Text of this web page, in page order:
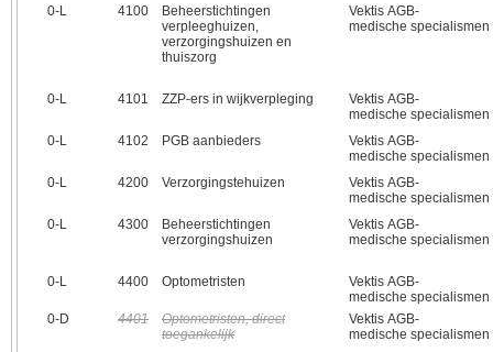
0‑L
4100
Beheerstichtingen
verpleeghuizen,
verzorgingshuizen en
thuiszorg
Vektis AGB-
medische specialismen
0‑L 4101 ZZP-ers in wijkverpleging
Vektis AGB-
medische specialismen
0‑L
4102 PGB aanbieders
Vektis AGB-
medische specialismen
0‑L
4200 Verzorgingstehuizen
Vektis AGB-
medische specialismen
0‑L
4300
Beheerstichtingen
verzorgingshuizen
Vektis AGB-
medische specialismen
0‑L 4400 Optometristen
Vektis AGB-
medische specialismen
0‑D
4401
Optometristen, direct
toegankelijk
Vektis AGB-
medische specialismen